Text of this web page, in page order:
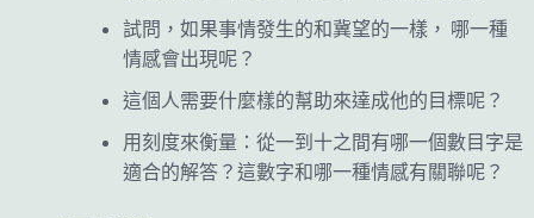
試問，如果事情發生的和冀望的一樣，
哪一種
情感會出現呢？
這個人需要什麼樣的幫助來達成他的目標呢？
用刻度來衡量：從一到十之間有哪一個數目字是
適合的解答？這數字和哪一種情感有關聯呢？